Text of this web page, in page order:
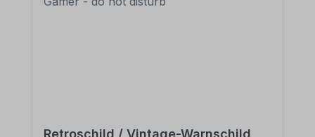
Retroschild / Vintage-Warnschild